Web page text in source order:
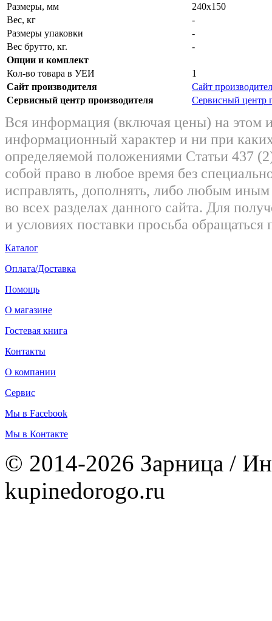
Размеры, мм
240x150
Вес, кг
-
Размеры упаковки
-
Вес брутто, кг.
-
Опции и комплект
Кол-во товара в УЕИ
1
Сайт производителя
Сайт
Сервисный центр производителя
Сервисный центр
Вся информация (включая цены) на этом
информационный характер и ни при
определяемой положениями Статьи 437
собой право в любое время без
исправлять, дополнять, либо любым
во всех разделах данного сайта. Для
и условиях поставки просьба
Каталог
Оплата/Доставка
Помощь
О магазине
Гостевая книга
Контакты
О компании
Сервис
Мы в Facebook
Мы в Контакте
© 2014-2026 Зарница /
kupinedorogo.ru